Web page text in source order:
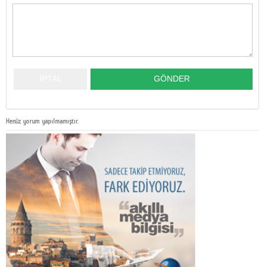
Henüz yorum yapılmamıştır.